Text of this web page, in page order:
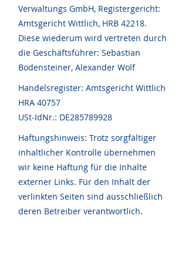
Verwaltungs GmbH, Registergericht:
Amtsgericht Wittlich, HRB 42218.
Diese wiederum wird vertreten durch
die Geschäftsführer: Sebastian
Bodensteiner, Alexander Wolf
Handelsregister: Amtsgericht Wittlich
HRA 40757
USt-IdNr.: DE285789928
Haftungshinweis: Trotz sorgfältiger
inhaltlicher Kontrolle übernehmen
wir keine Haftung für die Inhalte
externer Links. Für den Inhalt der
verlinkten Seiten sind ausschließlich
deren Betreiber verantwortlich.